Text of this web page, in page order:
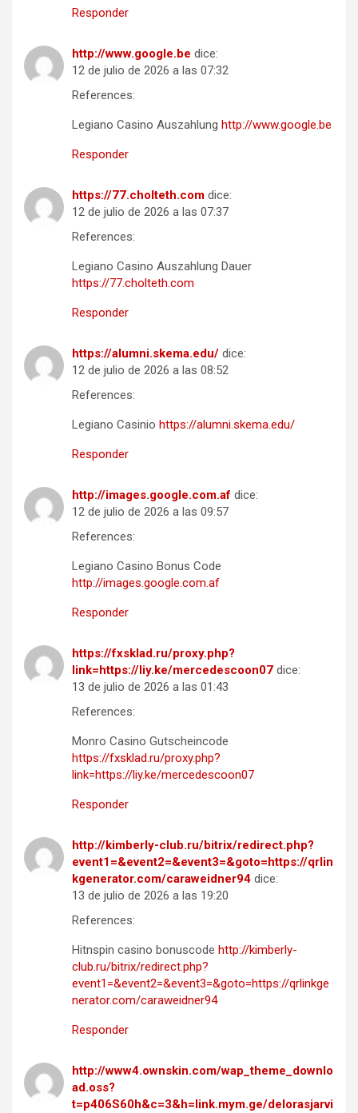
Responder
http://www.google.be dice:
12 de julio de 2026 a las 07:32
References:
Legiano Casino Auszahlung http://www.google.be
Responder
https://77.cholteth.com dice:
12 de julio de 2026 a las 07:37
References:
Legiano Casino Auszahlung Dauer
https://77.cholteth.com
Responder
https://alumni.skema.edu/ dice:
12 de julio de 2026 a las 08:52
References:
Legiano Casinio https://alumni.skema.edu/
Responder
http://images.google.com.af dice:
12 de julio de 2026 a las 09:57
References:
Legiano Casino Bonus Code
http://images.google.com.af
Responder
https://fxsklad.ru/proxy.php?
link=https://liy.ke/mercedescoon07 dice:
13 de julio de 2026 a las 01:43
References:
Monro Casino Gutscheincode
https://fxsklad.ru/proxy.php?
link=https://liy.ke/mercedescoon07
Responder
http://kimberly-club.ru/bitrix/redirect.php?
event1=&event2=&event3=&goto=https://qrlin
kgenerator.com/caraweidner94 dice:
13 de julio de 2026 a las 19:20
References:
Hitnspin casino bonuscode http://kimberly-
club.ru/bitrix/redirect.php?
event1=&event2=&event3=&goto=https://qrlinkge
nerator.com/caraweidner94
Responder
http://www4.ownskin.com/wap_theme_downlo
ad.oss?
t=p406S60h&c=3&h=link.mym.ge/delorasjarvi